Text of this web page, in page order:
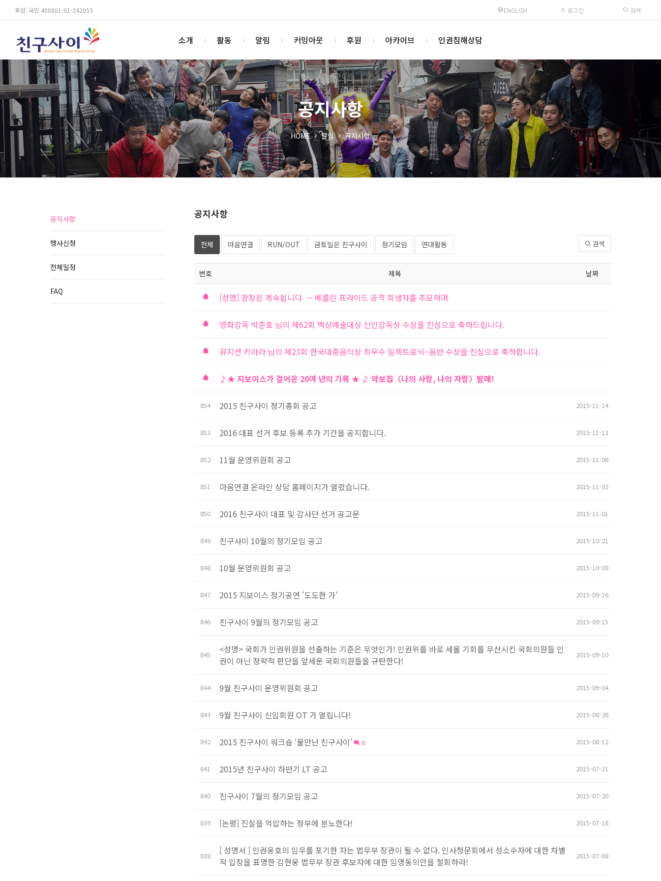
후원: 국민 408801-01-242055 ENGLISH 로그인 검색
소개 활동 알림 커밍아웃 후원 아카이브 인권침해상담
공지사항
HOME 알림 공지사항
공지사항
행사신청
전체일정
FAQ
공지사항
전체 마음연결 RUN/OUT 금토일은 친구사이 정기모임 연대활동 검색
번호 제목 날짜
[성명] 광장은 계속됩니다 — 베를린 프라이드 공격 희생자를 추모하며
영화감독 박준호 님의 제62회 백상예술대상 신인감독상 수상을 진심으로 축하드립니다.
뮤지션 키라라 님의 제23회 한국대중음악상 최우수 일렉트로닉–음반 수상을 진심으로 축하합니다.
♪★ 지보이스가 걸어온 20여 년의 기록 ★ ♪ 악보집〈나의 사랑, 나의 자랑〉발매!
854 2015 친구사이 정기총회 공고 2015-11-14
853 2016 대표 선거 후보 등록 추가 기간을 공지합니다. 2015-11-13
852 11월 운영위원회 공고 2015-11-08
851 마음연결 온라인 상담 홈페이지가 열렸습니다. 2015-11-02
850 2016 친구사이 대표 및 감사단 선거 공고문 2015-11-01
849 친구사이 10월의 정기모임 공고 2015-10-21
848 10월 운영위원회 공고 2015-10-08
847 2015 지보이스 정기공연 '도도한 가' 2015-09-16
846 친구사이 9월의 정기모임 공고 2015-09-15
845
<성명> 국회가 인권위원을 선출하는 기준은 무엇인가! 인권위를 바로 세울 기회를 무산시킨 국회의원들 인
권이 아닌 정략적 판단을 앞세운 국회의원들을 규탄한다!
2015-09-10
844 9월 친구사이 운영위원회 공고 2015-09-04
843 9월 친구사이 신입회원 OT 가 열립니다! 2015-08-28
842 2015 친구사이 워크숍 ‘물만난 친구사이’ 6 2015-08-12
841 2015년 친구사이 하반기 LT 공고 2015-07-31
840 친구사이 7월의 정기모임 공고 2015-07-20
839 [논평] 진실을 억압하는 정부에 분노한다! 2015-07-18
838
[ 성명서 ] 인권옹호의 임무를 포기한 자는 법무부 장관이 될 수 없다. 인사청문회에서 성소수자에 대한 차별
적 입장을 표명한 김현웅 법무부 장관 후보자에 대한 임명동의안을 철회하라!
2015-07-08